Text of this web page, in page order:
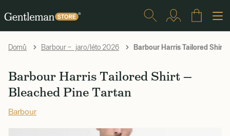
Domů Barbour – jaro/léto 2026 Barbour Harris Tailored Shirt
Barbour Harris Tailored Shirt —
Bleached Pine Tartan
Barbour